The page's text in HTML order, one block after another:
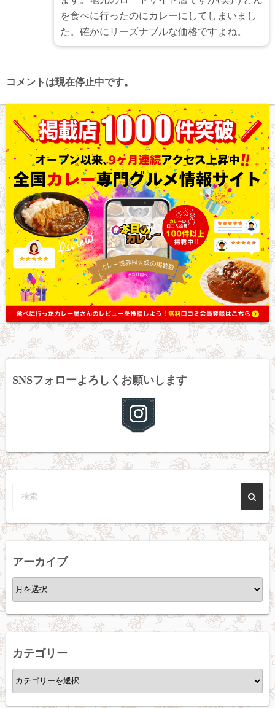
を食べに行ったのにカレーにしてしまいまし
た。確かにリーズナブルな価格ですよね。
コメントは現在停止中です。
SNSフォローよろしくお願いします
アーカイブ
ア
ー
カ
イ
ブ
カテゴリー
カ
テ